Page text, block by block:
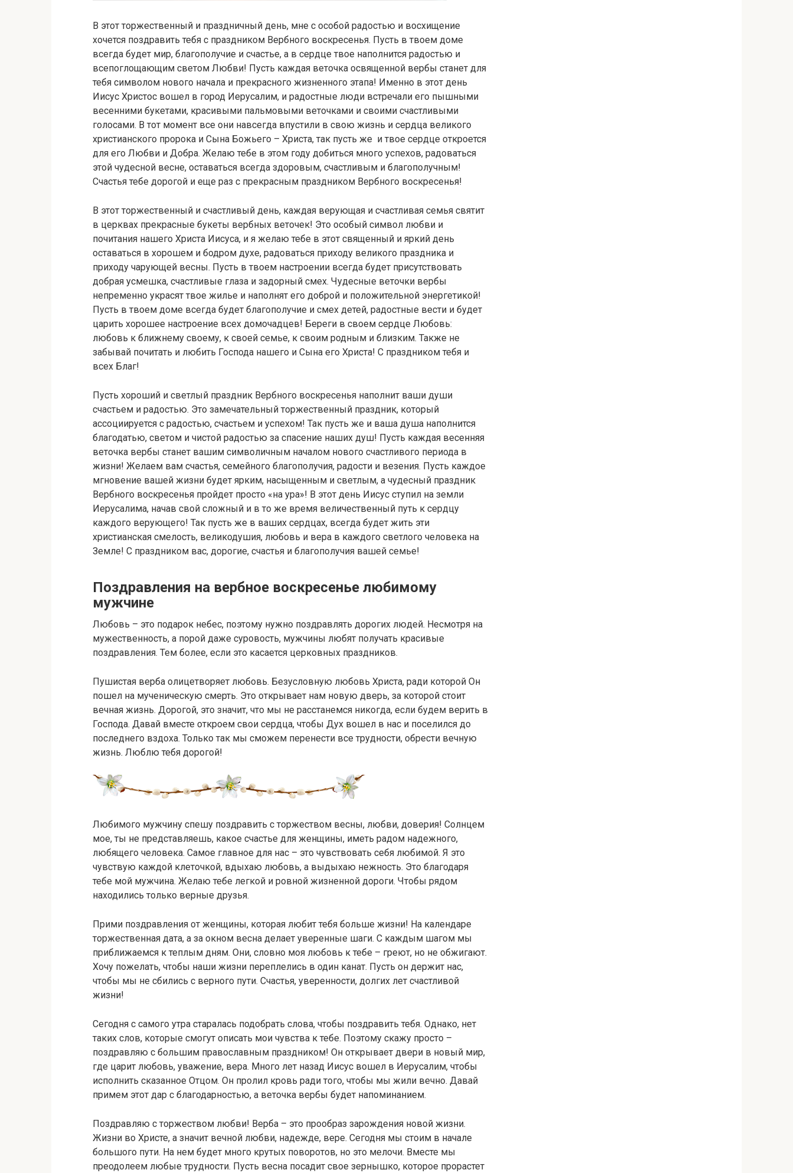
В этот торжественный и праздничный день, мне с особой радостью и восхищение
хочется поздравить тебя с праздником Вербного воскресенья. Пусть в твоем доме
всегда будет мир, благополучие и счастье, а в сердце твое наполнится радостью и
всепоглощающим светом Любви! Пусть каждая веточка освященной вербы станет для
тебя символом нового начала и прекрасного жизненного этапа! Именно в этот день
Иисус Христос вошел в город Иерусалим, и радостные люди встречали его пышными
весенними букетами, красивыми пальмовыми веточками и своими счастливыми
голосами. В тот момент все они навсегда впустили в свою жизнь и сердца великого
христианского пророка и Сына Божьего – Христа, так пусть же и твое сердце откроется
для его Любви и Добра. Желаю тебе в этом году добиться много успехов, радоваться
этой чудесной весне, оставаться всегда здоровым, счастливым и благополучным!
Счастья тебе дорогой и еще раз с прекрасным праздником Вербного воскресенья!
В этот торжественный и счастливый день, каждая верующая и счастливая семья святит
в церквах прекрасные букеты вербных веточек! Это особый символ любви и
почитания нашего Христа Иисуса, и я желаю тебе в этот священный и яркий день
оставаться в хорошем и бодром духе, радоваться приходу великого праздника и
приходу чарующей весны. Пусть в твоем настроении всегда будет присутствовать
добрая усмешка, счастливые глаза и задорный смех. Чудесные веточки вербы
непременно украсят твое жилье и наполнят его доброй и положительной энергетикой!
Пусть в твоем доме всегда будет благополучие и смех детей, радостные вести и будет
царить хорошее настроение всех домочадцев! Береги в своем сердце Любовь:
любовь к ближнему своему, к своей семье, к своим родным и близким. Также не
забывай почитать и любить Господа нашего и Сына его Христа! С праздником тебя и
всех Благ!
Пусть хороший и светлый праздник Вербного воскресенья наполнит ваши души
счастьем и радостью. Это замечательный торжественный праздник, который
ассоциируется с радостью, счастьем и успехом! Так пусть же и ваша душа наполнится
благодатью, светом и чистой радостью за спасение наших душ! Пусть каждая весенняя
веточка вербы станет вашим символичным началом нового счастливого периода в
жизни! Желаем вам счастья, семейного благополучия, радости и везения. Пусть каждое
мгновение вашей жизни будет ярким, насыщенным и светлым, а чудесный праздник
Вербного воскресенья пройдет просто «на ура»! В этот день Иисус ступил на земли
Иерусалима, начав свой сложный и в то же время величественный путь к сердцу
каждого верующего! Так пусть же в ваших сердцах, всегда будет жить эти
христианская смелость, великодушия, любовь и вера в каждого светлого человека на
Земле! С праздником вас, дорогие, счастья и благополучия вашей семье!
Поздравления на вербное воскресенье любимому
мужчине
Любовь – это подарок небес, поэтому нужно поздравлять дорогих людей. Несмотря на
мужественность, а порой даже суровость, мужчины любят получать красивые
поздравления. Тем более, если это касается церковных праздников.
Пушистая верба олицетворяет любовь. Безусловную любовь Христа, ради которой Он
пошел на мученическую смерть. Это открывает нам новую дверь, за которой стоит
вечная жизнь. Дорогой, это значит, что мы не расстанемся никогда, если будем верить в
Господа. Давай вместе откроем свои сердца, чтобы Дух вошел в нас и поселился до
последнего вздоха. Только так мы сможем перенести все трудности, обрести вечную
жизнь. Люблю тебя дорогой!
Любимого мужчину спешу поздравить с торжеством весны, любви, доверия! Солнцем
мое, ты не представляешь, какое счастье для женщины, иметь радом надежного,
любящего человека. Самое главное для нас – это чувствовать себя любимой. Я это
чувствую каждой клеточкой, вдыхаю любовь, а выдыхаю нежность. Это благодаря
тебе мой мужчина. Желаю тебе легкой и ровной жизненной дороги. Чтобы рядом
находились только верные друзья.
Прими поздравления от женщины, которая любит тебя больше жизни! На календаре
торжественная дата, а за окном весна делает уверенные шаги. С каждым шагом мы
приближаемся к теплым дням. Они, словно моя любовь к тебе – греют, но не обжигают.
Хочу пожелать, чтобы наши жизни переплелись в один канат. Пусть он держит нас,
чтобы мы не сбились с верного пути. Счастья, уверенности, долгих лет счастливой
жизни!
Сегодня с самого утра старалась подобрать слова, чтобы поздравить тебя. Однако, нет
таких слов, которые смогут описать мои чувства к тебе. Поэтому скажу просто –
поздравляю с большим православным праздником! Он открывает двери в новый мир,
где царит любовь, уважение, вера. Много лет назад Иисус вошел в Иерусалим, чтобы
исполнить сказанное Отцом. Он пролил кровь ради того, чтобы мы жили вечно. Давай
примем этот дар с благодарностью, а веточка вербы будет напоминанием.
Поздравляю с торжеством любви! Верба – это прообраз зарождения новой жизни.
Жизни во Христе, а значит вечной любви, надежде, вере. Сегодня мы стоим в начале
большого пути. На нем будет много крутых поворотов, но это мелочи. Вместе мы
преодолеем любые трудности. Пусть весна посадит свое зернышко, которое прорастет